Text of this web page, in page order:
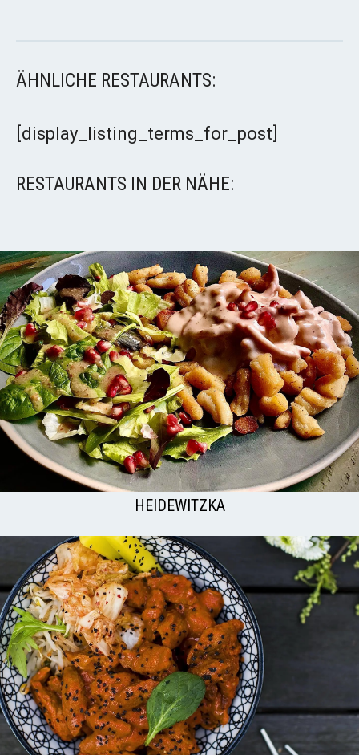
ÄHNLICHE RESTAURANTS:
[display_listing_terms_for_post]
RESTAURANTS IN DER NÄHE:
HEIDEWITZKA